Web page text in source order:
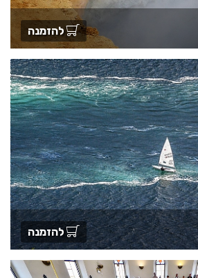
להזמנה
להזמנה